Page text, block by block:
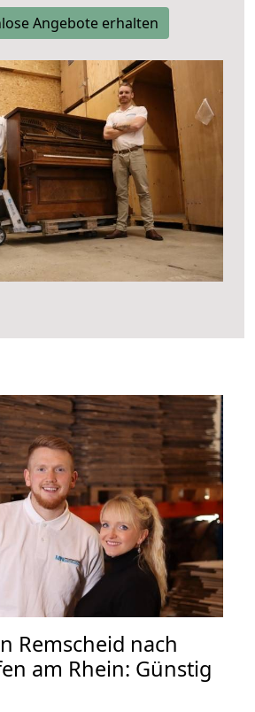
Angebote erhalten
Remscheid nach
am Rhein: Günstig